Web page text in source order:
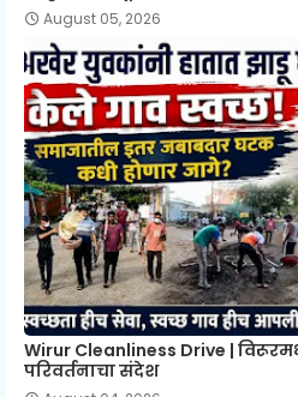
August 05, 2026
Wirur Cleanliness Drive |
परिवर्तनाचा संदेश